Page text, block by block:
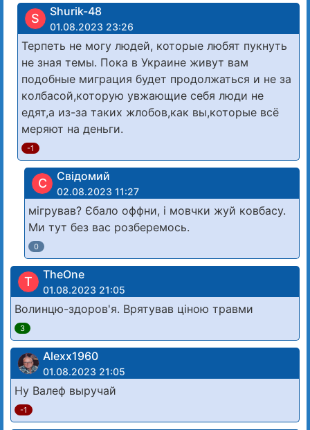
S Shurik-48
01.08.2023 23:26
Терпеть не могу людей, которые любят пукнуть
не зная темы. Пока в Украине живут вам
подобные миграция будет продолжаться и не за
колбасой,которую увжающие себя люди не
едят,а из-за таких жлобов,как вы,которые всё
меряют на деньги.
-1
С Свідомий
02.08.2023 11:27
мігрував? Єбало оффни, і мовчки жуй ковбасу.
Ми тут без вас розберемось.
0
T TheOne
01.08.2023 21:05
Волинцю-здоров'я. Врятував ціною травми
3
Alexx1960
01.08.2023 21:05
Ну Валеф выручай
-1